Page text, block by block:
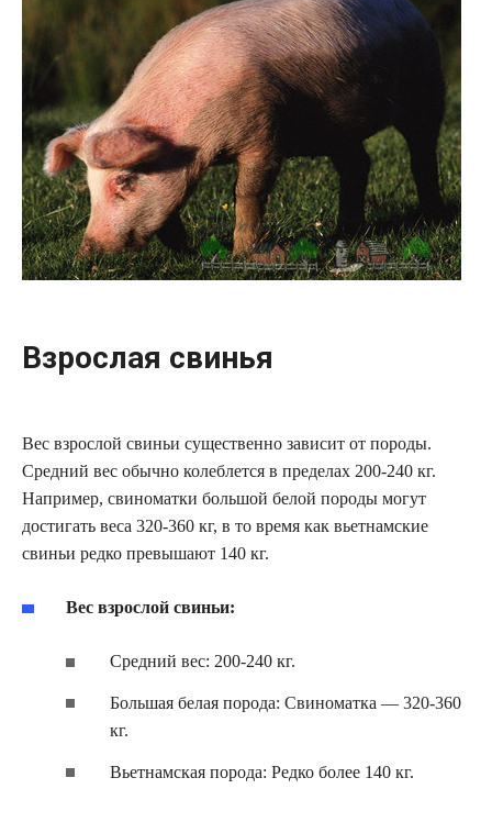
Взрослая свинья
Вес взрослой свиньи существенно зависит от породы.
Средний вес обычно колеблется в пределах 200-240 кг.
Например, свиноматки большой белой породы могут
достигать веса 320-360 кг, в то время как вьетнамские
свиньи редко превышают 140 кг.
Вес взрослой свиньи:
Средний вес: 200-240 кг.
Большая белая порода: Свиноматка — 320-360
кг.
Вьетнамская порода: Редко более 140 кг.